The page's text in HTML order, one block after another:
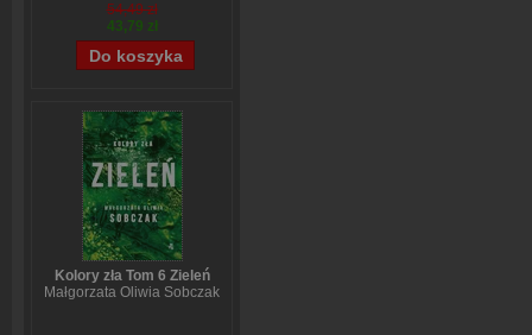
54,49 zł
43,79 zł
Kolory zła Tom 6 Zieleń
Małgorzata Oliwia Sobczak